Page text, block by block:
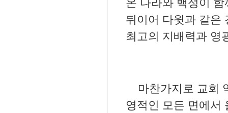
뒤이어 다윗과 같은
최고의 지배력과 영
마찬가지로 교회
영적인 모든 면에서